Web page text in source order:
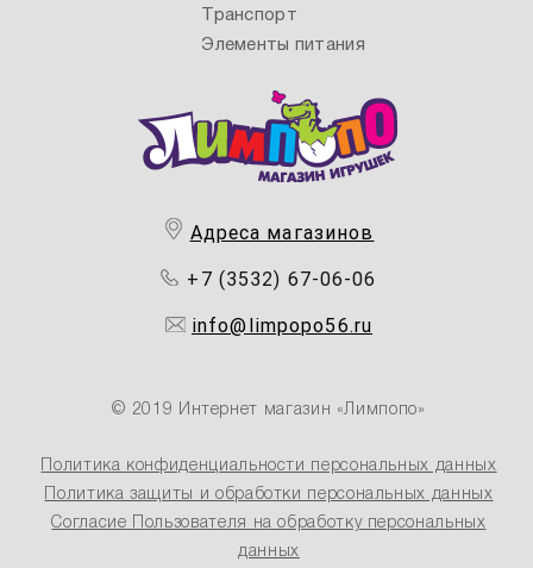
Адреса магазинов
+7 (3532) 67-06-06
info@limpopo56.ru
© 2019 Интернет магазин «Лимпопо»
Политика конфиденциальности персональных данных
Политика защиты и обработки персональных данных
Согласие Пользователя на обработку персональных
данных
Транспорт
Элементы питания